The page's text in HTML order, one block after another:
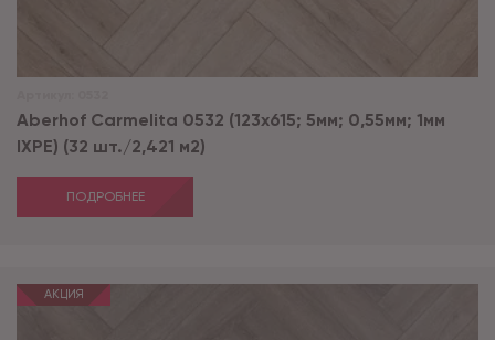
Aberhof Carmelita 0532 (123x615; 5мм; 0,55мм; 1мм
IXPE) (32 шт./2,421 м2)
ПОДРОБНЕЕ
АКЦИЯ